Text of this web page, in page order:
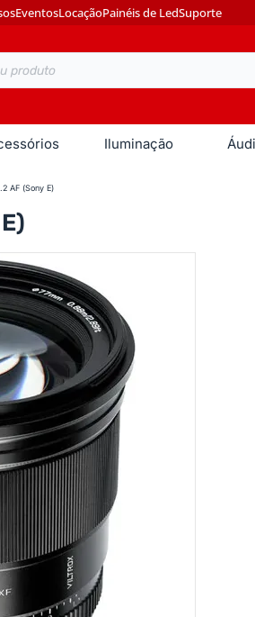
EventosLocaçãoPainéis de LedSuporte
Iluminação
AF (Sony E)